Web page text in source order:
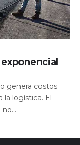
genera costos
logística. El